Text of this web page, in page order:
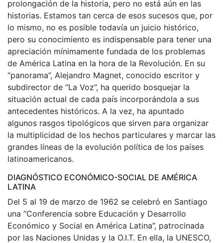
prolongación de la historia, pero no está aún en las
historias. Estamos tan cerca de esos sucesos que, por
lo mismo, no es posible todavía un juicio histórico,
pero su conocimiento es indispensable para tener una
apreciación mínimamente fundada de los problemas
de América Latina en la hora de la Revolución. En su
“panorama”, Alejandro Magnet, conocido escritor y
subdirector de “La Voz”, ha querido bosquejar la
situación actual de cada país incorporándola a sus
antecedentes históricos. A la vez, ha apuntado
algunos rasgos tipológicos que sirven para organizar
la multiplicidad de los hechos particulares y marcar las
grandes líneas de la evolución política de los países
latinoamericanos.
DIAGNÓSTICO ECONÓMICO-SOCIAL DE AMÉRICA
LATINA
Del 5 al 19 de marzo de 1962 se celebró en Santiago
una “Conferencia sobre Educación y Desarrollo
Económico y Social en América Latina”, patrocinada
por las Naciones Unidas y la O.I.T. En ella, la UNESCO,